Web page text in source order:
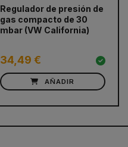
Regulador de presión de
gas compacto de 30
mbar (VW California)
34,49 €
AÑADIR
next